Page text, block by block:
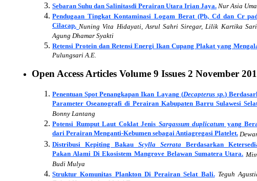
Sebaran Suhu dan Salinitasdi Perairan Utara Irian Jaya. Nur Asia
Pendugaan Tingkat Kontaminasi Logam Berat (Pb, Cd dan Cr
Cilacap. Nuning Vita Hidayati, Asrul Sahri Siregar, Lilik Kartika
Agung Dhamar Syakti
Retensi Protein dan Retensi Energi Ikan Cupang Plakat yang
Pulungsari A.E.
Open Access Articles Volume 9 Issues 2 November
Penentuan Spot Penangkapan Ikan Layang (Decapterus sp.)
Parameter Oseanografi di Perairan Kabupaten Barru Sulawesi
Bonny Lantang
Potensi Rumput Laut Coklat Jenis Sargassum duplicatum yang
dari Perairan Menganti-Kebumen sebagai Antiagregasi Platelet.
Distribusi Kepiting Bakau Scylla Serrata Berdasarkan
Pakan Alami Di Ekosistem Mangrove Belawan Sumatera Utara.
Budi Mulya
Struktur Komunitas Plankton Di Perairan Selat Bali. Teguh